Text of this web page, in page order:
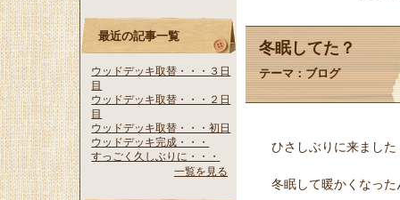
冬眠してた？
テーマ：ブログ
ひさしぶりに来ました
冬眠して暖かくなった
最近の記事一覧
ウッドデッキ取替・・・３日
目
ウッドデッキ取替・・・２日
目
ウッドデッキ取替・・・初日
ウッドデッキ完成・・・
すっごく久しぶりに・・・
一覧を見る